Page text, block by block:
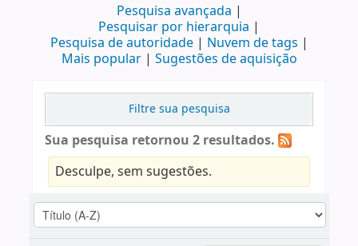
Pesquisa avançada
Pesquisar por hierarquia
Pesquisa de autoridade
Nuvem de tags
Mais popular
Sugestões de aquisição
Filtre sua pesquisa
Sua pesquisa retornou 2 resultados.
Desculpe, sem sugestões.